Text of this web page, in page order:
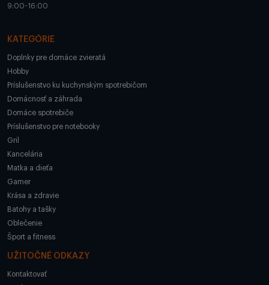
9:00-16:00
KATEGÓRIE
Doplnky pre domáce zvieratá
Hobby
Príslušenstvo ku kuchynským spotrebičom
Domácnosť a záhrada
Domáce spotrebiče
Príslušenstvo pre notebooky
Gril
Kancelária
Matka a dieťa
Gamer
Krása a zdravie
Batohy a tašky
Oblečenie
Šport a fitness
UŽITOČNÉ ODKAZY
Kontaktovať